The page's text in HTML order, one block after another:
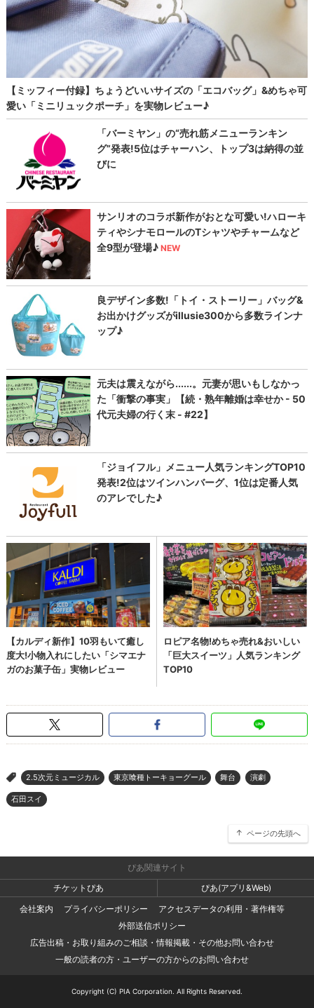
> 2.5次元ミュージカル 東京喰種トーキョーグール 舞台 演劇
石田スイ
ページの先頭へ
ぴあ関連サイト
チケットぴあ
ぴあ(アプリ&Web)
会社案内
プライバシーポリシー
アクセスデータの利用・著作権等
外部送信ポリシー
広告出稿・お取り組みのご相談・情報掲載・その他お問い合わせ
一般の読者の方・ユーザーの方からのお問い合わせ
Copyright (C) PIA Corporation. All Rights Reserved.